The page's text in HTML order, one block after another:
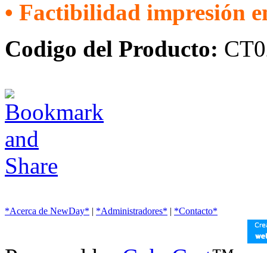
• Factibilidad impresión
Codigo del Producto:
*Acerca de NewDay* | *Administradores* | *Contacto*